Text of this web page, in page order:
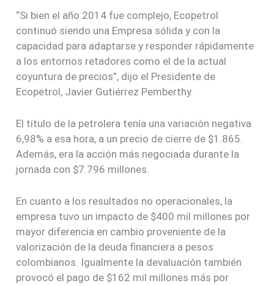
“Si bien el año 2014 fue complejo, Ecopetrol
continuó siendo una Empresa sólida y con la
capacidad para adaptarse y responder rápidamente
a los entornos retadores como el de la actual
coyuntura de precios”, dijo el Presidente de
Ecopetrol, Javier Gutiérrez Pemberthy.
El título de la petrolera tenía una variación negativa
6,98% a esa hora, a un precio de cierre de $1.865.
Además, era la acción más negociada durante la
jornada con $7.796 millones.
En cuanto a los resultados no operacionales, la
empresa tuvo un impacto de $400 mil millones por
mayor diferencia en cambio proveniente de la
valorización de la deuda financiera a pesos
colombianos. Igualmente la devaluación también
provocó el pago de $162 mil millones más por